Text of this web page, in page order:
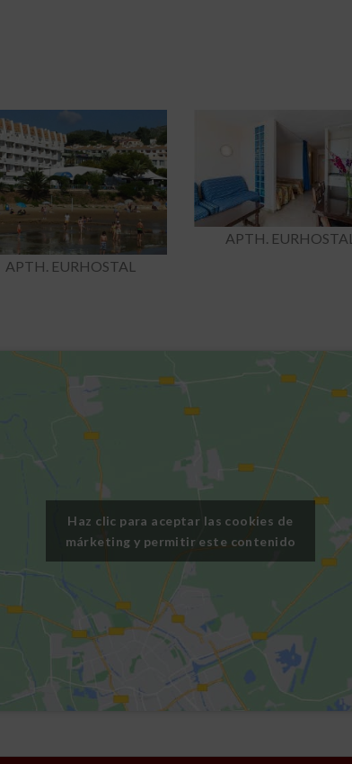
APTH. EURHOSTAL
APTH. EURHOSTAL
Haz clic para aceptar las cookies de
márketing y permitir este contenido